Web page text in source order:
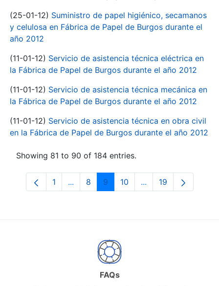
(25-01-12) Suministro de papel higiénico, secamanos
y celulosa en Fábrica de Papel de Burgos durante el
año 2012
(11-01-12) Servicio de asistencia técnica eléctrica en
la Fábrica de Papel de Burgos durante el año 2012
(11-01-12) Servicio de asistencia técnica mecánica en
la Fábrica de Papel de Burgos durante el año 2012
(11-01-12) Servicio de asistencia técnica en obra civil
en la Fábrica de Papel de Burgos durante el año 2012
Showing 81 to 90 of 184 entries.
Page
1 ...Intermediate Pages Use TAB to
Page
8 Page
9 Page
10 ...Intermediate Pages
Page
19
FAQs